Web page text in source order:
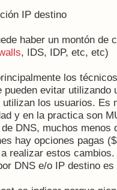
IP destino
haber un montón de
, IDS, IDP, etc, etc)
los
pueden evitar utilizando
los usuarios. Es
y en la practica son
DNS, muchos
hay opciones pagas
realizar estos
DNS e/o IP destino